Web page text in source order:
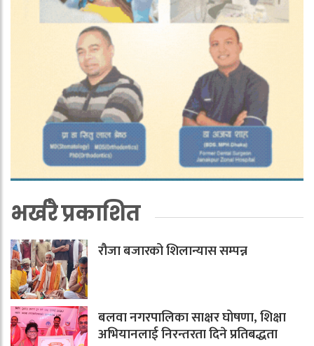
भर्खरै प्रकाशित
रौजा बजारको शिलान्यास सम्पन्न
बलवा नगरपालिका साक्षर घोषणा, शिक्षा
अभियानलाई निरन्तरता दिने प्रतिबद्धता